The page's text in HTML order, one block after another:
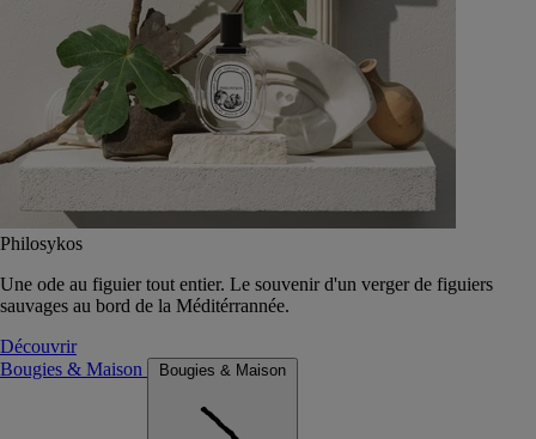
Philosykos
Une ode au figuier tout entier. Le souvenir d'un verger de figuiers
sauvages au bord de la Méditérrannée.
Découvrir
Bougies & Maison
Bougies & Maison